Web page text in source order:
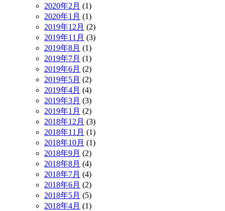
2020年2月 (1)
2020年1月 (1)
2019年12月 (2)
2019年11月 (3)
2019年8月 (1)
2019年7月 (1)
2019年6月 (2)
2019年5月 (2)
2019年4月 (4)
2019年3月 (3)
2019年1月 (2)
2018年12月 (3)
2018年11月 (1)
2018年10月 (1)
2018年9月 (2)
2018年8月 (4)
2018年7月 (4)
2018年6月 (2)
2018年5月 (5)
2018年4月 (1)